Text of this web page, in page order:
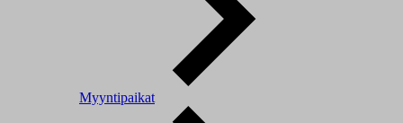
Myyntipaikat